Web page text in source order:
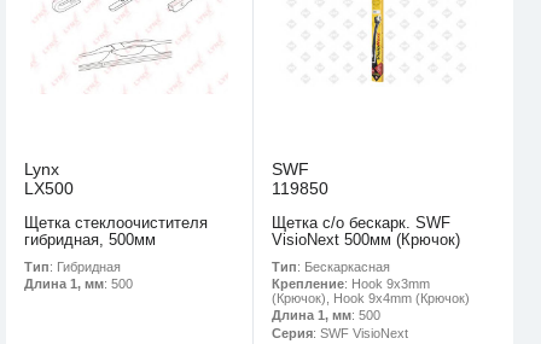
Lynx
LX500
Щетка стеклоочистителя
гибридная, 500мм
Тип: Гибридная
Длина 1, мм: 500
SWF
119850
Щетка с/о бескарк. SWF
VisioNext 500мм (Крючок)
Тип: Бескаркасная
Крепление: Hook 9x3mm
(Крючок), Hook 9x4mm (Крючок)
Длина 1, мм: 500
Серия: SWF VisioNext